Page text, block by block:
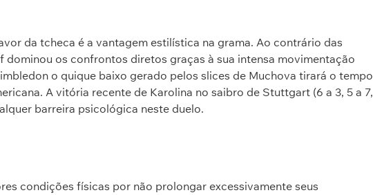
da tcheca é a vantagem estilística na grama. Ao contrário das
dominou os confrontos diretos graças à sua intensa movimentação
o quique baixo gerado pelos slices de Muchova tirará o tempo
A vitória recente de Karolina no saibro de Stuttgart (6 a 3, 5 a 7,
barreira psicológica neste duelo.
condições físicas por não prolongar excessivamente seus